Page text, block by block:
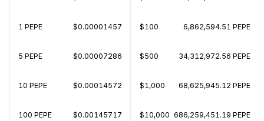
1 PEPE $0.00001457
5 PEPE $0.00007286
10 PEPE $0.00014572
100 PEPE $0.00145717
$100 6,862,594.51 PEPE
$500 34,312,972.56 PEPE
$1,000 68,625,945.12 PEPE
$10,000 686,259,451.19 PEPE